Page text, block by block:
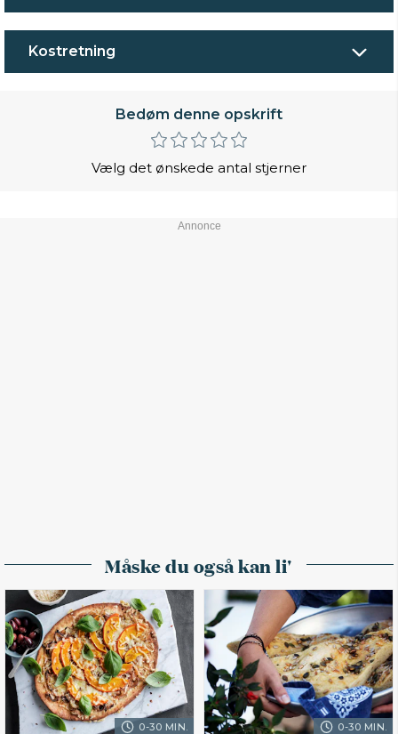
Kostretning
Bedøm denne opskrift
Vælg det ønskede antal stjerner
Måske du også kan li'
0-30 MIN. 0-30 MIN.